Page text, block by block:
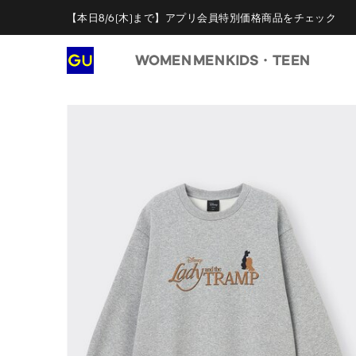
【本日8/6(木)まで】アプリ会員特別価格商品をチェック
WOMEN MENKIDS・TEEN